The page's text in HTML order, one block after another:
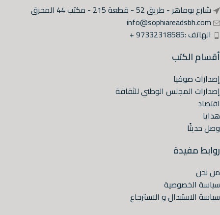
شارع بوماهر - طريق 52 - قطعة 215 - مكتب 44 المحرق
info@sophiareadsbh.com
الهاتف :97332318585 +
أقسام الكتب
إصدارات صوفيا
إصدارات المجلس الوطني للثقافة
اقتصاد
هدايا
وصل حديثًا
روابط مفيدة
من نحن
سياسة الخصوصية
سياسة الاستبدال و الاسترجاع